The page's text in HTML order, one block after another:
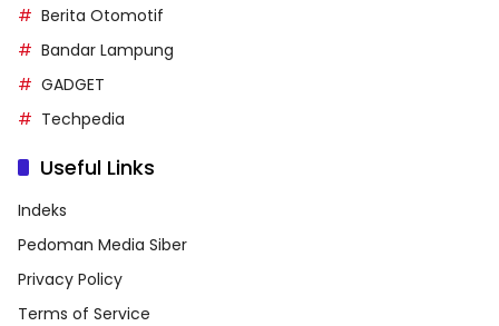
Berita Otomotif
Bandar Lampung
GADGET
Techpedia
Useful Links
Indeks
Pedoman Media Siber
Privacy Policy
Terms of Service